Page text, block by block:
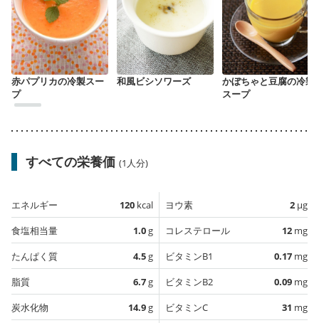
赤パプリカの冷製スー
プ
和風ビシソワーズ
かぼちゃと豆腐の冷製
スープ
すべての栄養価 (1人分)
エネルギー 120 kcal
食塩相当量
1.0g
たんぱく質
4.5g
脂質
6.7g
炭水化物
14.9g
ヨウ素 2 µg
コレステロール
12 mg
ビタミンB1
0.17 mg
ビタミンB2
0.09 mg
ビタミンC
31 mg